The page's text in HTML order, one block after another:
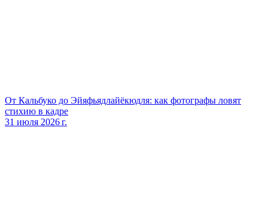
От Кальбуко до Эйяфьядлайёкюдля: как фотографы ловят
стихию в кадре
31 июля 2026 г.